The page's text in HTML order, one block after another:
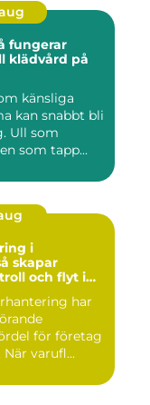
fungerar
klädvård på
känsliga
kan snabbt bli
Ull som
som tapp...
i
och flyt i
har
för företag
varufl...